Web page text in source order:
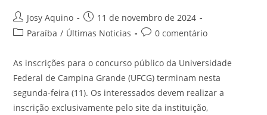
Josy Aquino
11 de novembro de 2024
Paraíba / Últimas Noticias 0 comentário
As inscrições para o concurso público da Universidade
Federal de Campina Grande (UFCG) terminam nesta
segunda-feira (11). Os interessados devem realizar a
inscrição exclusivamente pelo site da instituição,